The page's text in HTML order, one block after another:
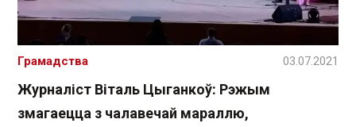
Журналіст Віталь Цыганкоў: Рэжым
змагаецца з чалавечай мараллю,
Грамадства 03.07.2021